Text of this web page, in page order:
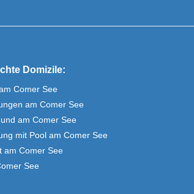
Domizile:
Comer See
am Comer See
am Comer See
mit Pool am Comer See
am Comer See
See